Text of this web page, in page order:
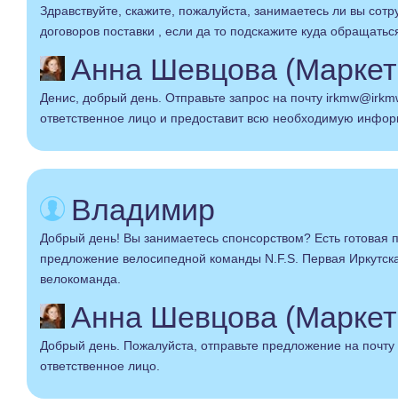
Здравствуйте, скажите, пожалуйста, занимаетесь ли вы
договоров поставки , если да то подскажите куда
Анна Шевцова
Денис, добрый день. Отправьте запрос на почту
ответственное лицо и предоставит всю необходимую
Владимир
Добрый день! Вы занимаетесь спонсорством? Есть готовая
предложение велосипедной команды N.F.S. Первая
велокоманда.
Анна Шевцова
Добрый день. Пожалуйста, отправьте предложение на
ответственное лицо.